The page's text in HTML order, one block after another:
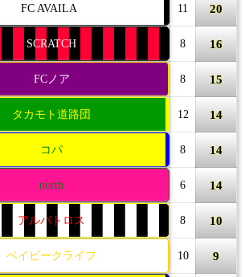
FC AVAILA 11 20
SCRATCH 8 16
FCノア 8 15
タカモト道路団 12 14
コパ 8 14
north 6 14
アルバトロス 8 10
ベイビークライフ 10 9